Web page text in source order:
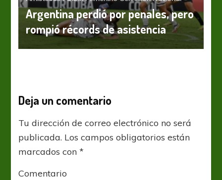
Argentina perdió por penales, pero
rompió récords de asistencia
Deja un comentario
Tu dirección de correo electrónico no será
publicada. Los campos obligatorios están
marcados con*
Comentario